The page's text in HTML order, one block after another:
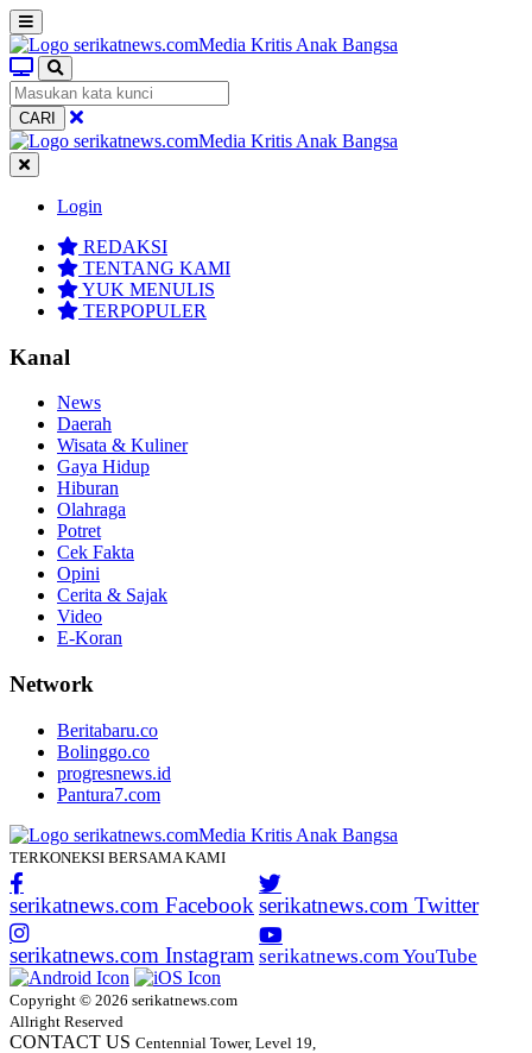
CARI
Login
REDAKSI
TENTANG KAMI
YUK MENULIS
TERPOPULER
Kanal
News
Daerah
Wisata & Kuliner
Gaya Hidup
Hiburan
Olahraga
Potret
Cek Fakta
Opini
Cerita & Sajak
Video
E-Koran
Network
Beritabaru.co
Bolinggo.co
progresnews.id
Pantura7.com
TERKONEKSI BERSAMA KAMI
serikatnews.com Facebook serikatnews.com Twitter
serikatnews.com Instagram serikatnews.com YouTube
Copyright © 2026 serikatnews.com
Allright Reserved
CONTACT US Centennial Tower, Level 19,